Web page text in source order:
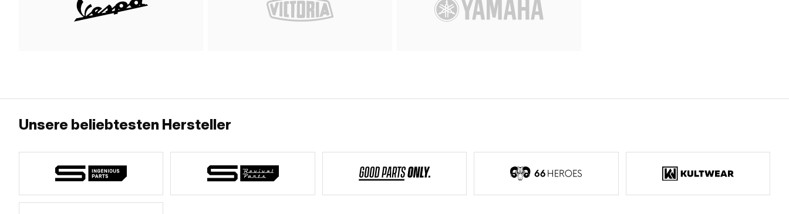
Unsere beliebtesten Hersteller